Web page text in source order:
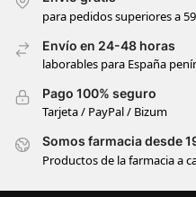
para pedidos superiores a
Envío en 24-48 horas
laborables para España
Pago 100% seguro
Tarjeta / PayPal / Bizum
Somos farmacia desde
Productos de la farmacia a